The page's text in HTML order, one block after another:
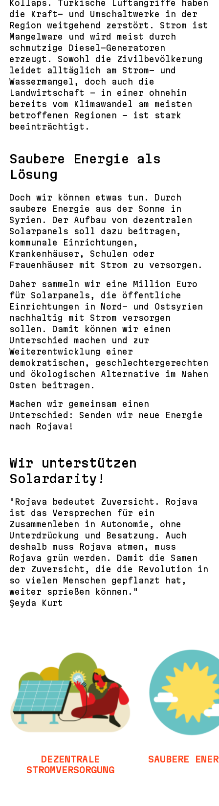
Kollaps. Türkische Luftangriffe haben
die Kraft- und Umschaltwerke in der
Region weitgehend zerstört. Strom ist
Mangelware und wird meist durch
schmutzige Diesel-Generatoren
erzeugt. Sowohl die Zivilbevölkerung
leidet alltäglich am Strom- und
Wassermangel, doch auch die
Landwirtschaft – in einer ohnehin
bereits vom Klimawandel am meisten
betroffenen Regionen – ist stark
beeinträchtigt.
Saubere Energie als
Lösung
Doch wir können etwas tun. Durch
saubere Energie aus der Sonne in
Syrien. Der Aufbau von dezentralen
Solarpanels soll dazu beitragen,
kommunale Einrichtungen,
Krankenhäuser, Schulen oder
Frauenhäuser mit Strom zu versorgen.
Daher sammeln wir eine Million Euro
für Solarpanels, die öffentliche
Einrichtungen in Nord- und Ostsyrien
nachhaltig mit Strom versorgen
sollen. Damit können wir einen
Unterschied machen und zur
Weiterentwicklung einer
demokratischen, geschlechtergerechten
und ökologischen Alternative im Nahen
Osten beitragen.
Machen wir gemeinsam einen
Unterschied: Senden wir neue Energie
nach Rojava!
Wir unterstützen
Solardarity!
"Rojava bedeutet Zuversicht. Rojava
ist das Versprechen für ein
Zusammenleben in Autonomie, ohne
Unterdrückung und Besatzung. Auch
deshalb muss Rojava atmen, muss
Rojava grün werden. Damit die Samen
der Zuversicht, die die Revolution in
so vielen Menschen gepflanzt hat,
weiter sprießen können."
Şeyda Kurt
DEZENTRALE
STROMVERSORGUNG
SAUBERE